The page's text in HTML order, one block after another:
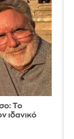
Το
ιδανικό